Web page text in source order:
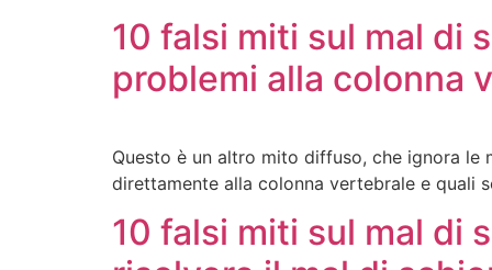
10 falsi miti sul mal di
problemi alla colonna
Questo è un altro mito diffuso, che ignora le
direttamente alla colonna vertebrale e quali
10 falsi miti sul mal di